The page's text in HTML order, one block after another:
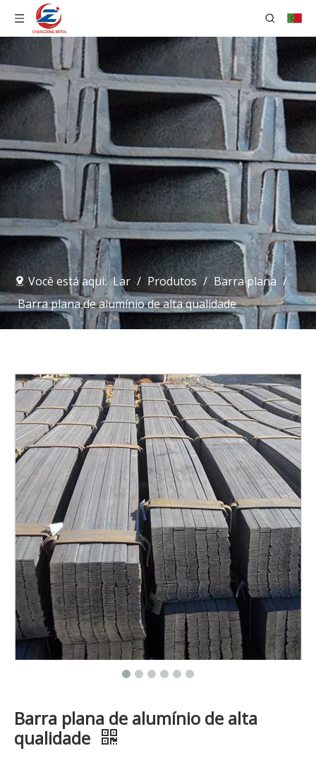
Você está aqui: Lar / Produtos / Barra plana /
Barra plana de alumínio de alta qualidade
Barra plana de alumínio de alta
qualidade